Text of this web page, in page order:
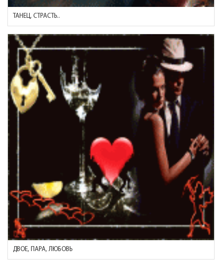
ТАНЕЦ, СТРАСТЬ..
ДВОЕ, ПАРА, ЛЮБОВЬ